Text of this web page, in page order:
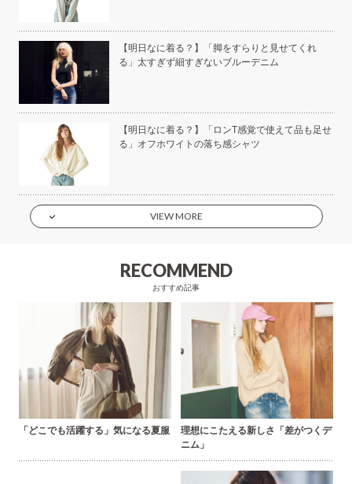
【明日なに着る？】「脚をすらりと見せてくれ
る」太すぎず細すぎないブルーデニム
【明日なに着る？】「ロンT感覚で使えて品も足せ
る」オフホワイトの落ち感シャツ
VIEW MORE
RECOMMEND
おすすめ記事
「どこでも活躍する」気になる夏服
理想にこたえる新しさ「差がつくデ
ニム」